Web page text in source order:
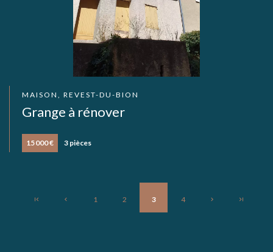
MAISON, REVEST-DU-BION
Grange à rénover
15 000 € 3 pièces
1 2 3 4